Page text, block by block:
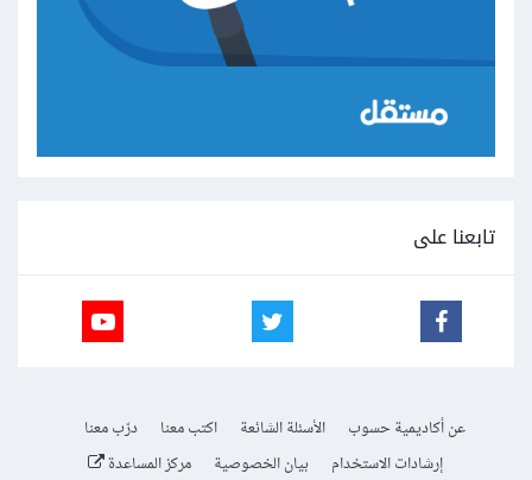
تابعنا على
عن أكاديمية حسوب الأسئلة الشائعة اكتب معنا
درّب معنا
إرشادات الاستخدام
بيان الخصوصية مركز المساعدة